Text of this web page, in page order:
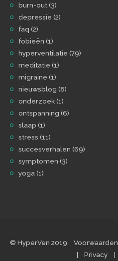
burn-out(3)
depressie (2)
faq (2)
fobieën (1)
hyperventilatie (79)
meditatie (1)
migraine (1)
nieuwsblog (8)
onderzoek(1)
ontspanning (6)
slaap (1)
stress (11)
succesverhalen (69)
symptomen (3)
yoga (1)
© HyperVen 2019 Voorwaarden
Privacy